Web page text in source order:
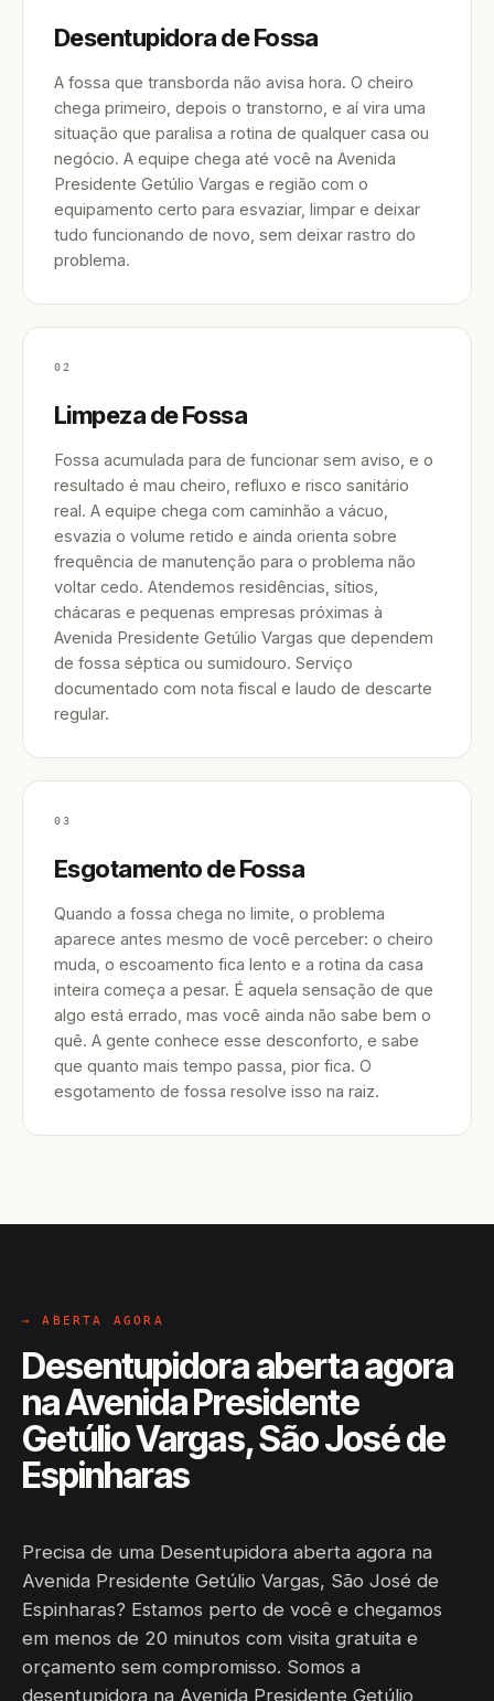
Desentupidora de Fossa
A fossa que transborda não avisa hora. O cheiro
chega primeiro, depois o transtorno, e aí vira uma
situação que paralisa a rotina de qualquer casa ou
negócio. A equipe chega até você na Avenida
Presidente Getúlio Vargas e região com o
equipamento certo para esvaziar, limpar e deixar
tudo funcionando de novo, sem deixar rastro do
problema.
02
Limpeza de Fossa
Fossa acumulada para de funcionar sem aviso, e o
resultado é mau cheiro, refluxo e risco sanitário
real. A equipe chega com caminhão a vácuo,
esvazia o volume retido e ainda orienta sobre
frequência de manutenção para o problema não
voltar cedo. Atendemos residências, sítios,
chácaras e pequenas empresas próximas à
Avenida Presidente Getúlio Vargas que dependem
de fossa séptica ou sumidouro. Serviço
documentado com nota fiscal e laudo de descarte
regular.
03
Esgotamento de Fossa
Quando a fossa chega no limite, o problema
aparece antes mesmo de você perceber: o cheiro
muda, o escoamento fica lento e a rotina da casa
inteira começa a pesar. É aquela sensação de que
algo está errado, mas você ainda não sabe bem o
quê. A gente conhece esse desconforto, e sabe
que quanto mais tempo passa, pior fica. O
esgotamento de fossa resolve isso na raiz.
→ ABERTA AGORA
Desentupidora aberta agora
na Avenida Presidente
Getúlio Vargas, São José de
Espinharas
Precisa de uma Desentupidora aberta agora na
Avenida Presidente Getúlio Vargas, São José de
Espinharas? Estamos perto de você e chegamos
em menos de 20 minutos com visita gratuita e
orçamento sem compromisso. Somos a
desentupidora na Avenida Presidente Getúlio